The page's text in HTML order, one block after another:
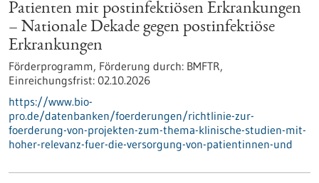
Patienten mit postinfektiösen Erkrankungen
– Nationale Dekade gegen postinfektiöse
Erkrankungen
Förderprogramm, Förderung durch: BMFTR,
Einreichungsfrist: 02.10.2026
https://www.bio-
pro.de/datenbanken/foerderungen/richtlinie-zur-
foerderung-von-projekten-zum-thema-klinische-studien-mit-
hoher-relevanz-fuer-die-versorgung-von-patientinnen-und